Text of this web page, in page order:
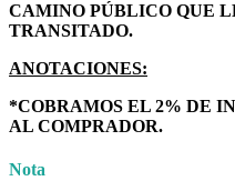
CAMINO PÚBLICO QUE
TRANSITADO.
ANOTACIONES:
*COBRAMOS EL 2% DE
AL COMPRADOR.
Nota